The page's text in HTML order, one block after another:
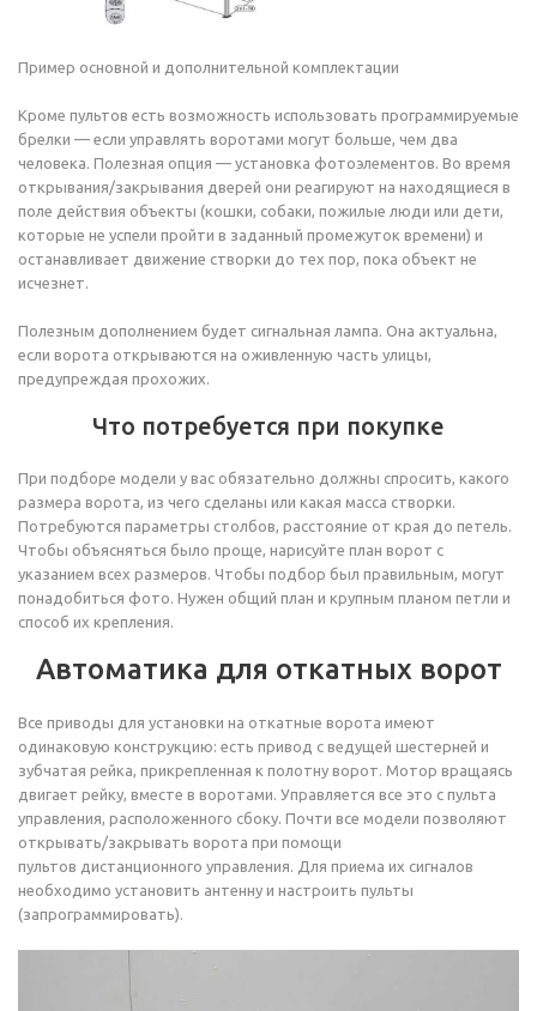
Пример основной и дополнительной комплектации
Кроме пультов есть возможность использовать программируемые
брелки — если управлять воротами могут больше, чем два
человека. Полезная опция — установка фотоэлементов. Во время
открывания/закрывания дверей они реагируют на находящиеся в
поле действия объекты (кошки, собаки, пожилые люди или дети,
которые не успели пройти в заданный промежуток времени) и
останавливает движение створки до тех пор, пока объект не
исчезнет.
Полезным дополнением будет сигнальная лампа. Она актуальна,
если ворота открываются на оживленную часть улицы,
предупреждая прохожих.
Что потребуется при покупке
При подборе модели у вас обязательно должны спросить, какого
размера ворота, из чего сделаны или какая масса створки.
Потребуются параметры столбов, расстояние от края до петель.
Чтобы объясняться было проще, нарисуйте план ворот с
указанием всех размеров. Чтобы подбор был правильным, могут
понадобиться фото. Нужен общий план и крупным планом петли и
способ их крепления.
Автоматика для откатных ворот
Все приводы для установки на откатные ворота имеют
одинаковую конструкцию: есть привод с ведущей шестерней и
зубчатая рейка, прикрепленная к полотну ворот. Мотор вращаясь
двигает рейку, вместе в воротами. Управляется все это с пульта
управления, расположенного сбоку. Почти все модели позволяют
открывать/закрывать ворота при помощи
пультов дистанционного управления. Для приема их сигналов
необходимо установить антенну и настроить пульты
(запрограммировать).